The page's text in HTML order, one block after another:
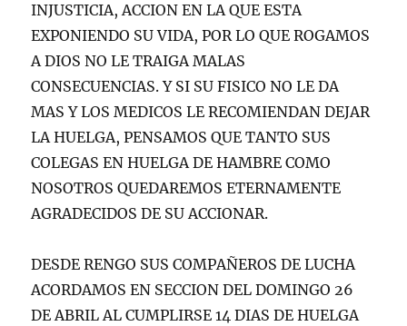
INJUSTICIA, ACCION EN LA QUE ESTA
EXPONIENDO SU VIDA, POR LO QUE ROGAMOS
A DIOS NO LE TRAIGA MALAS
CONSECUENCIAS. Y SI SU FISICO NO LE DA
MAS Y LOS MEDICOS LE RECOMIENDAN DEJAR
LA HUELGA, PENSAMOS QUE TANTO SUS
COLEGAS EN HUELGA DE HAMBRE COMO
NOSOTROS QUEDAREMOS ETERNAMENTE
AGRADECIDOS DE SU ACCIONAR.
DESDE RENGO SUS COMPAÑEROS DE LUCHA
ACORDAMOS EN SECCION DEL DOMINGO 26
DE ABRIL AL CUMPLIRSE 14 DIAS DE HUELGA